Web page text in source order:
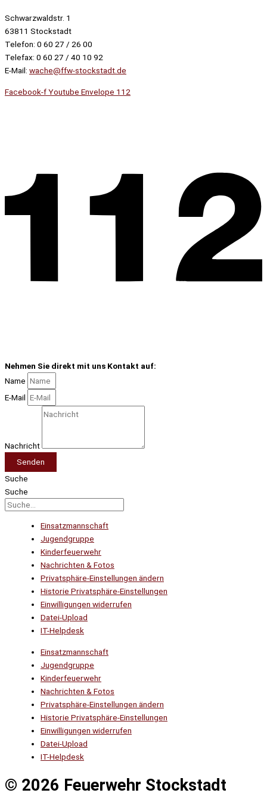
Schwarzwaldstr. 1
63811 Stockstadt
Telefon: 0 60 27 / 26 00
Telefax: 0 60 27 / 40 10 92
E-Mail: wache@ffw-stockstadt.de
Facebook-fYoutube Envelope 112
Nehmen Sie direkt mit uns Kontakt auf:
Name
E-Mail
Nachricht
Senden
Suche
Suche
Einsatzmannschaft
Jugendgruppe
Kinderfeuerwehr
Nachrichten & Fotos
Privatsphäre-Einstellungen ändern
Historie Privatsphäre-Einstellungen
Einwilligungen widerrufen
Datei-Upload
IT-Helpdesk
Einsatzmannschaft
Jugendgruppe
Kinderfeuerwehr
Nachrichten & Fotos
Privatsphäre-Einstellungen ändern
Historie Privatsphäre-Einstellungen
Einwilligungen widerrufen
Datei-Upload
IT-Helpdesk
© 2026 Feuerwehr Stockstadt